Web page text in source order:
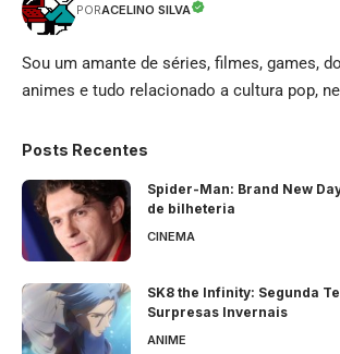
PORACELINO SILVA
Sou um amante de séries, filmes, games,
animes e tudo relacionado a cultura pop,
Posts Recentes
Spider-Man: Brand New
de bilheteria
CINEMA
SK8 the Infinity: Segunda
Surpresas Invernais
ANIME